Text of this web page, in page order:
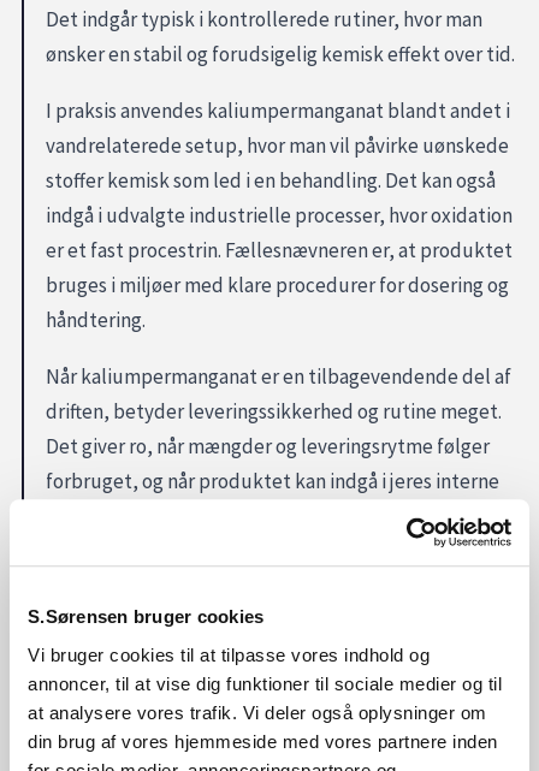
S.Sørensen bruger cookies
Vi bruger cookies til at tilpasse vores indhold og
annoncer, til at vise dig funktioner til sociale medier og til
at analysere vores trafik. Vi deler også oplysninger om
din brug af vores hjemmeside med vores partnere inden
Det indgår typisk i kontrollerede rutiner, hvor man
ønsker en stabil og forudsigelig kemisk effekt over tid.
I praksis anvendes kaliumpermanganat blandt andet i
vandrelaterede setup, hvor man vil påvirke uønskede
stoffer kemisk som led i en behandling. Det kan også
indgå i udvalgte industrielle processer, hvor oxidation
er et fast procestrin. Fællesnævneren er, at produktet
bruges i miljøer med klare procedurer for dosering og
håndtering.
Når kaliumpermanganat er en tilbagevendende del af
driften, betyder leveringssikkerhed og rutine meget.
Det giver ro, når mængder og leveringsrytme følger
forbruget, og når produktet kan indgå i jeres interne
dokumentationsflow. Samtidig kræver produktet, at
opbevaring og brug følger jeres procedurer, så
medarbejdere.
Skal I bruge kaliumpermanganat?
Hvis kaliumpermanganat indgår i jeres vand- eller